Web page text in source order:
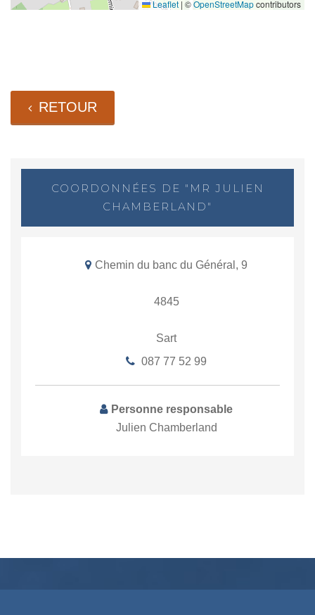
Leaflet | ©OpenStreetMapcontributors
RETOUR
COORDONNÉES DE "MR JULIEN
CHAMBERLAND"
Chemin du banc du Général, 9
4845
Sart
087 77 52 99
Personne responsable
Julien Chamberland